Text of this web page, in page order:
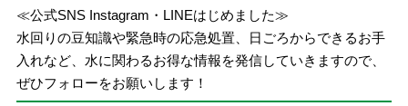
≪公式SNS Instagram・LINEはじめました≫
水回りの豆知識や緊急時の応急処置、日ごろからできるお手
入れなど、水に関わるお得な情報を発信していきますので、
ぜひフォローをお願いします！